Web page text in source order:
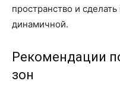
пространство и
динамичной.
Рекомендации
зон